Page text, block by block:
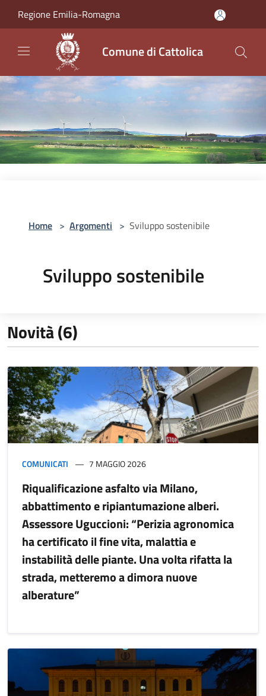
Regione Emilia-Romagna
Comune di Cattolica
Home > Argomenti > Sviluppo sostenibile
Sviluppo sostenibile
Novità (6)
COMUNICATI 7 MAGGIO 2026
Riqualificazione asfalto via Milano,
abbattimento e ripiantumazione alberi.
Assessore Uguccioni: “Perizia agronomica
ha certificato il fine vita, malattia e
instabilità delle piante. Una volta rifatta la
strada, metteremo a dimora nuove
alberature”